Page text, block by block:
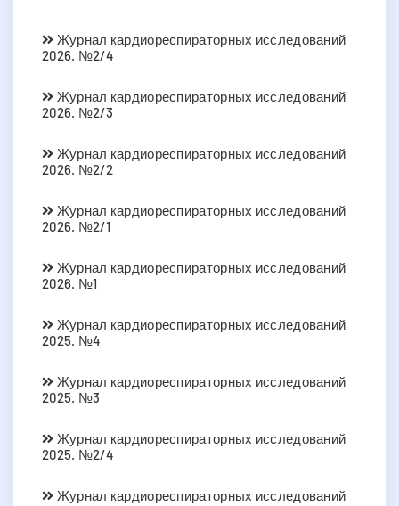
Журнал кардиореспираторных исследований
2026. №2/4
Журнал кардиореспираторных исследований
2026. №2/3
Журнал кардиореспираторных исследований
2026. №2/2
Журнал кардиореспираторных исследований
2026. №2/1
Журнал кардиореспираторных исследований
2026. №1
Журнал кардиореспираторных исследований
2025. №4
Журнал кардиореспираторных исследований
2025. №3
Журнал кардиореспираторных исследований
2025. №2/4
Журнал кардиореспираторных исследований